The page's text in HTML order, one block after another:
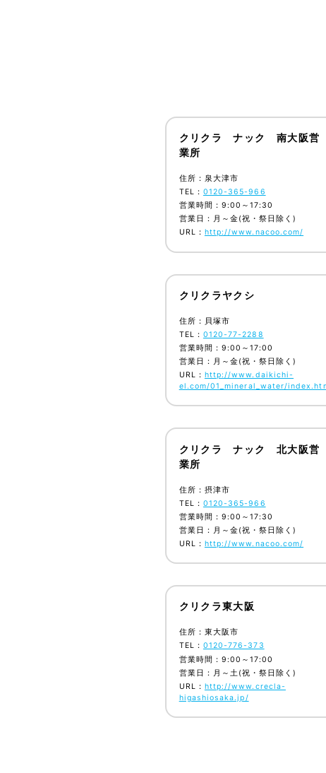
クリクラ ナック 南大阪営
業所
住所：泉大津市
TEL： 0120-365-966
営業時間：9:00～17:30
営業日：月～金(祝・祭日除く)
URL： http://www.nacoo.com/
クリクラヤクシ
住所：貝塚市
TEL： 0120-77-2288
営業時間：9:00～17:00
営業日：月～金(祝・祭日除く)
URL： http://www.daikichi-
el.com/01_mineral_water/
クリクラ ナック 北大阪営
業所
住所：摂津市
TEL： 0120-365-966
営業時間：9:00～17:30
営業日：月～金(祝・祭日除く)
URL： http://www.nacoo.com/
クリクラ東大阪
住所：東大阪市
TEL： 0120-776-373
営業時間：9:00～17:00
営業日：月～土(祝・祭日除く)
URL： http://www.crecla-
higashiosaka.jp/